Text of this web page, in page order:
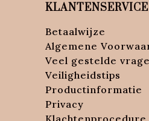
KLANTENSERVICE
Betaalwijze
Algemene
Veel gestelde
Veiligheidstips
Productinformatie
Privacy
Klachtenprocedure